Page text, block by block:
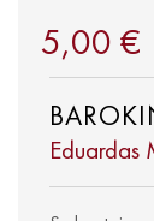
Eduardas
5,00 €